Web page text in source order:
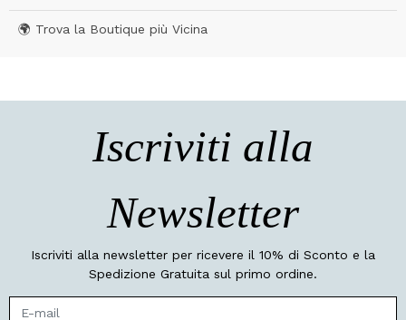
🌍 Trova la Boutique più Vicina
Iscriviti alla
Newsletter
Iscriviti alla newsletter per ricevere il 10% di Sconto e la
Spedizione Gratuita sul primo ordine.